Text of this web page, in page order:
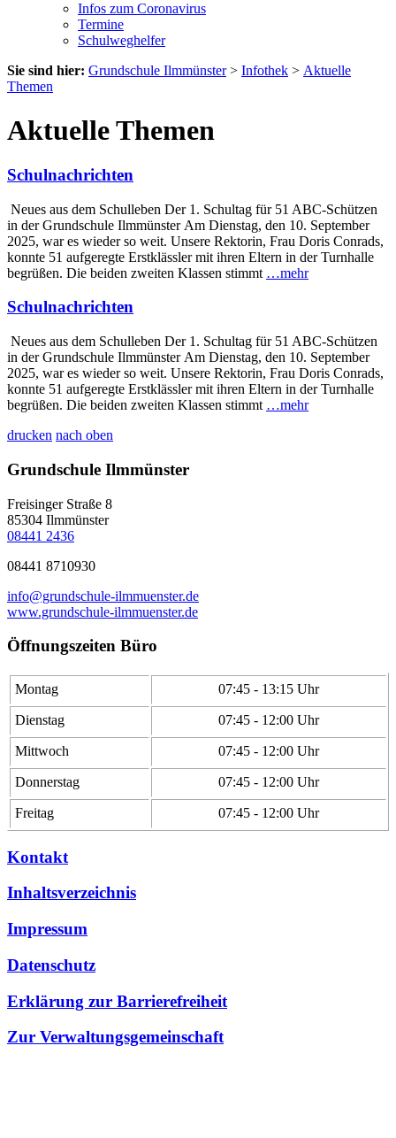
Infos zum Coronavirus
Termine
Schulweghelfer
Sie sind hier: Grundschule Ilmmünster> Infothek > Aktuelle
Themen
Aktuelle Themen
Schulnachrichten
Neues aus dem Schulleben Der 1. Schultag für 51 ABC-Schützen
in der Grundschule Ilmmünster Am Dienstag, den 10. September
2025, war es wieder so weit. Unsere Rektorin, Frau Doris Conrads,
konnte 51 aufgeregte Erstklässler mit ihren Eltern in der Turnhalle
begrüßen. Die beiden zweiten Klassen stimmt …mehr
Schulnachrichten
Neues aus dem Schulleben Der 1. Schultag für 51 ABC-Schützen
in der Grundschule Ilmmünster Am Dienstag, den 10. September
2025, war es wieder so weit. Unsere Rektorin, Frau Doris Conrads,
konnte 51 aufgeregte Erstklässler mit ihren Eltern in der Turnhalle
begrüßen. Die beiden zweiten Klassen stimmt …mehr
drucken nach oben
Grundschule Ilmmünster
Freisinger Straße 8
85304 Ilmmünster
08441 2436
08441 8710930
info@grundschule-ilmmuenster.de
www.grundschule-ilmmuenster.de
Öffnungszeiten Büro
Montag 07:45 - 13:15 Uhr
Dienstag 07:45 - 12:00 Uhr
Mittwoch 07:45 - 12:00 Uhr
Donnerstag 07:45 - 12:00 Uhr
Freitag 07:45 - 12:00 Uhr
Kontakt
Inhaltsverzeichnis
Impressum
Datenschutz
Erklärung zur Barrierefreiheit
Zur Verwaltungsgemeinschaft